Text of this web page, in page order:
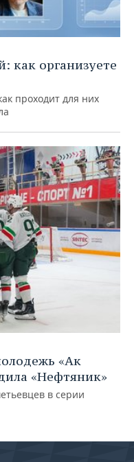
как организуете
проходит для них
«Ак
«Нефтяник»
в серии